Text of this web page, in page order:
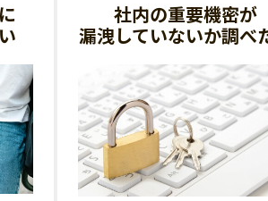
社内の重要機密が
漏洩していないか調べ